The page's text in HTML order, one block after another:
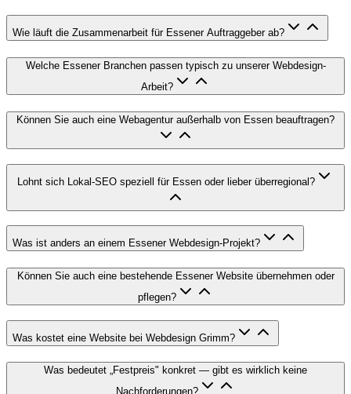
Wie läuft die Zusammenarbeit für Essener Auftraggeber ab?
Welche Essener Branchen passen typisch zu unserer Webdesign-
Arbeit?
Können Sie auch eine Webagentur außerhalb von Essen beauftragen?
Lohnt sich Lokal-SEO speziell für Essen oder lieber überregional?
Was ist anders an einem Essener Webdesign-Projekt?
Können Sie auch eine bestehende Essener Website übernehmen oder
pflegen?
Was kostet eine Website bei Webdesign Grimm?
Was bedeutet „Festpreis" konkret — gibt es wirklich keine
Nachforderungen?